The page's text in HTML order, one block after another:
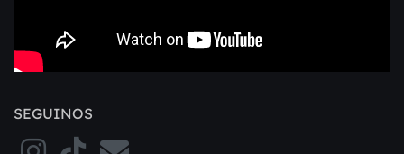
SEGUINOS